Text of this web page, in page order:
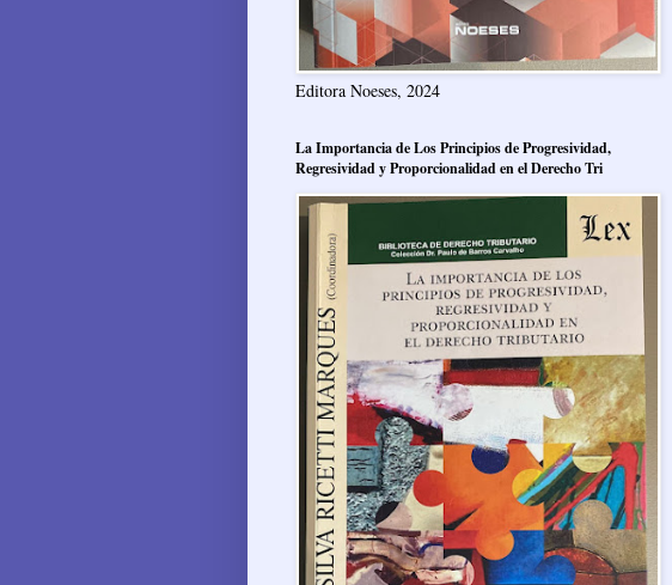
Editora Noeses, 2024
La Importancia de Los Principios de Progresividad,
Regresividad y Proporcionalidad en el Derecho Tri